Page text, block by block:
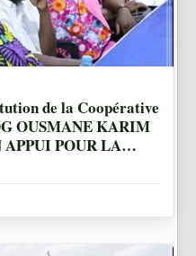
Coopérative
OUSMANE KARIM
POUR LA